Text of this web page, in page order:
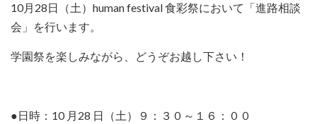
10月28日（土）human festival 食彩祭において「進路相談
会」を行います。
学園祭を楽しみながら、どうぞお越し下さい！
●日時：10 月28 日（土）９：３０～１６：００